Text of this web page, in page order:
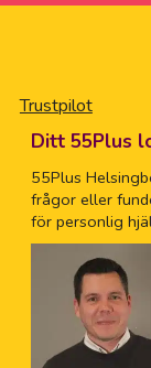
Trustpilot
Ditt 55Plus
55Plus
frågor eller
för personlig